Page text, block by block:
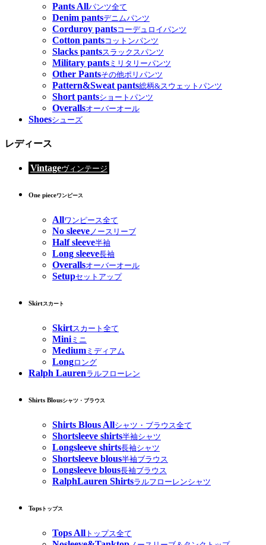
Pants Allパンツ全て
Denim pantsデニムパンツ
Corduroy pantsコーデュロイパンツ
Cotton pantsコットンパンツ
Slacks pantsスラックスパンツ
Military pants ミリタリーパンツ
Other Pantsその他ポリパンツ
Pattern&Sweat pants総柄&スウェットパンツ
Short pantsショートパンツ
Overallsオーバーオール
Shoesシューズ
レディース
Vintageヴィンテージ
One pieceワンピース
Allワンピース全て
No sleeveノースリーブ
Half sleeve半袖
Long sleeve長袖
Overallsオーバーオール
Setupセットアップ
Skirtスカート
Skirtスカート全て
Miniミニ
Medium ミディアム
Longロング
Ralph Laurenラルフローレン
Shirts Blousシャツ・ブラウス
Shirts Blous Allシャツ・ブラウス全て
Shortsleeve shirts半袖シャツ
Longsleeve shirts長袖シャツ
Shortsleeve blous半袖ブラウス
Longsleeve blous長袖ブラウス
RalphLauren Shirtsラルフローレンシャツ
Tops トップス
Tops All トップス全て